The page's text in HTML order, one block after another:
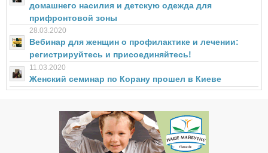
домашнего насилия и детскую одежда для
прифронтовой зоны
28.03.2020
Вебинар для женщин о профилактике и лечении:
регистрируйтесь и присоединяйтесь!
11.03.2020
Женский семинар по Корану прошел в Киеве